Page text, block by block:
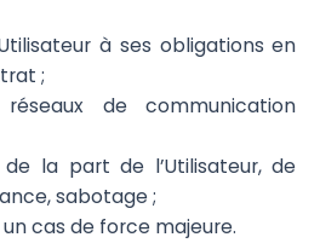
à ses obligations en
;
de communication
la part de l’Utilisateur, de
sabotage ;
cas de force majeure.